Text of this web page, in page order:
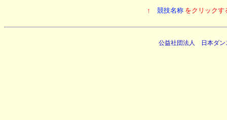
↑ 競技名称 をクリックす
公益社団法人 日本ダ